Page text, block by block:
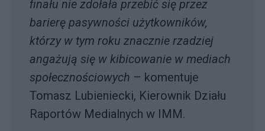
finału nie zdołała przebić się przez
barierę pasywności użytkowników,
którzy w tym roku znacznie rzadziej
angażują się w kibicowanie w mediach
społecznościowych – komentuje
Tomasz Lubieniecki, Kierownik Działu
Raportów Medialnych w IMM.